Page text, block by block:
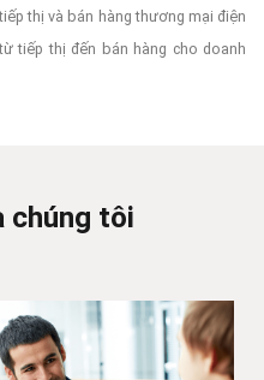
thị và bán hàng thương mại điện
tiếp thị đến bán hàng cho doanh
chúng tôi